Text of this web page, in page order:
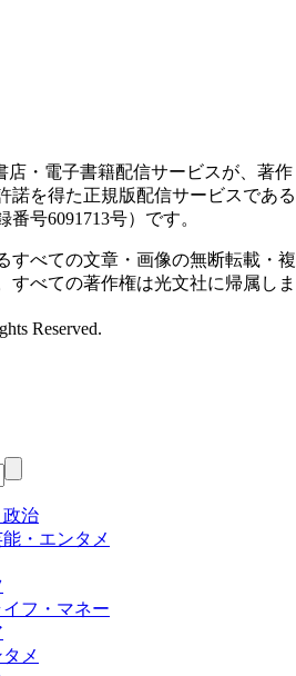
店・電子書籍配信サービスが、著作
諾を得た正規版配信サービスである
号6091713号）です。
すべての文章・画像の無断転載・複
すべての著作権は光文社に帰属しま
Reserved.
治
・エンタメ
イフ・マネー
メ